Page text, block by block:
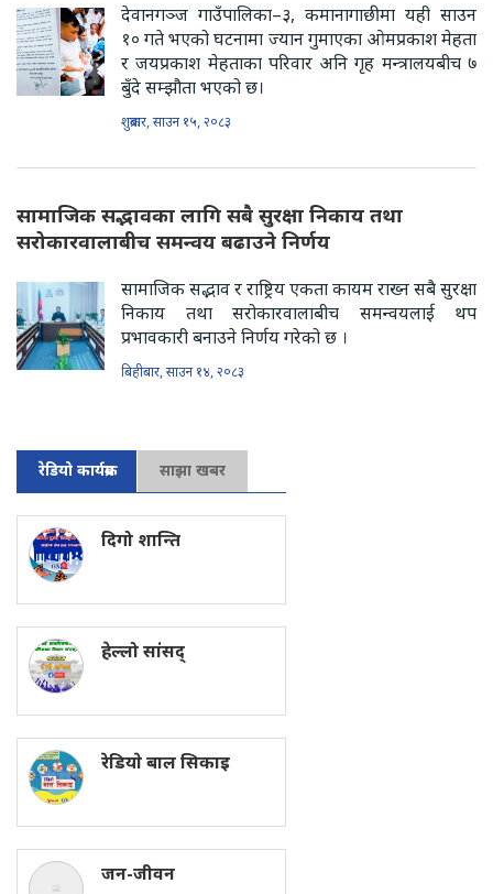
देवानगञ्ज गाउँपालिका–३, कमानागाछीमा यही साउन
१० गते भएको घटनामा ज्यान गुमाएका ओमप्रकाश मेहता
र जयप्रकाश मेहताका परिवार अनि गृह मन्त्रालयबीच ७
बुँदे सम्झौता भएको छ।
शुक्रबार, साउन १५, २०८३
सामाजिक सद्भावका लागि सबै सुरक्षा निकाय तथा
सरोकारवालाबीच समन्वय बढाउने निर्णय
सामाजिक सद्भाव र राष्ट्रिय एकता कायम राख्न सबै सुरक्षा
निकाय तथा सरोकारवालाबीच समन्वयलाई थप
प्रभावकारी बनाउने निर्णय गरेको छ ।
बिहीबार, साउन १४, २०८३
रेडियो कार्यक्रम साझा खबर
दिगो शान्ति
हेल्लो सांसद्
रेडियाे बाल सिकाइ
जन-जीवन